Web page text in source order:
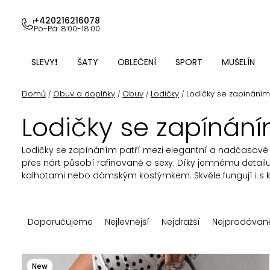
obsah
+420216216078
Po-Pá: 8:00-18:00
SLEVY❗ ŠATY OBLEČENÍ SPORT MUŠELÍN
Domů / Obuv a doplňky / Obuv / Lodičky / Lodičky se zapínáním
Lodičky se
Lodičky se zapínáním patří mezi elegantní a
přes nárt působí rafinovaně a sexy. Díky jemnému
kalhotami nebo dámským kostýmkem. Skvěle fungují i
Ř
z
Doporučujeme Nejlevnější Nejdražší
New